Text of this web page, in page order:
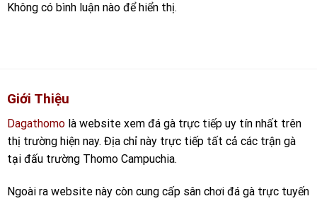
Không có bình luận nào để hiển thị.
Giới Thiệu
Dagathomo là website xem đá gà trực tiếp uy tín nhất trên
thị trường hiện nay. Địa chỉ này trực tiếp tất cả các trận gà
tại đấu trường Thomo Campuchia.
Ngoài ra website này còn cung cấp sân chơi đá gà trực tuyến